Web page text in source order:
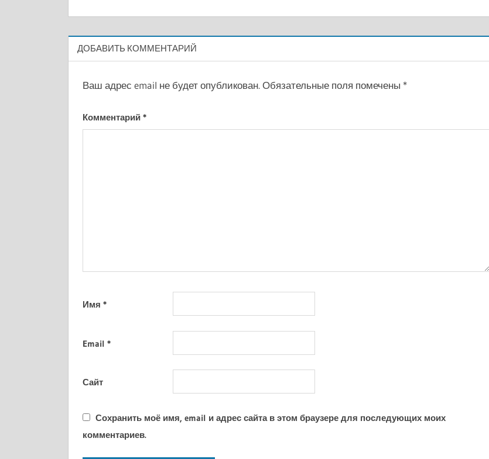
ДОБАВИТЬ КОММЕНТАРИЙ
Ваш адрес email не будет опубликован.Обязательные поля помечены *
Комментарий *
Имя *
Email *
Сайт
Сохранить моё имя, email и адрес сайта в этом браузере для последующих моих
комментариев.